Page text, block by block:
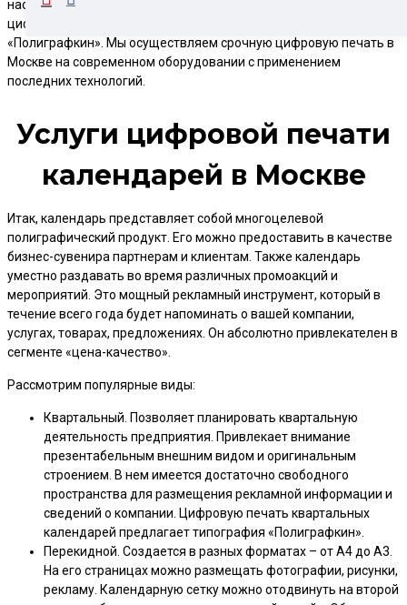
настольные, настенные, карманные. Если вам требуется
цифровая печать календарей, обратитесь в типографию
«Полиграфкин». Мы осуществляем срочную цифровую печать в
Москве на современном оборудовании с применением
последних технологий.
Услуги цифровой печати
календарей в Москве
Итак, календарь представляет собой многоцелевой
полиграфический продукт. Его можно предоставить в качестве
бизнес-сувенира партнерам и клиентам. Также календарь
уместно раздавать во время различных промоакций и
мероприятий. Это мощный рекламный инструмент, который в
течение всего года будет напоминать о вашей компании,
услугах, товарах, предложениях. Он абсолютно привлекателен в
сегменте «цена-качество».
Рассмотрим популярные виды:
Квартальный. Позволяет планировать квартальную
деятельность предприятия. Привлекает внимание
презентабельным внешним видом и оригинальным
строением. В нем имеется достаточно свободного
пространства для размещения рекламной информации и
сведений о компании. Цифровую печать квартальных
календарей предлагает типография «Полиграфкин».
Перекидной. Создается в разных форматах – от А4 до А3.
На его страницах можно размещать фотографии, рисунки,
рекламу. Календарную сетку можно отодвинуть на второй